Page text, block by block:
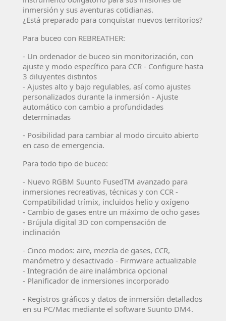
inmersión y sus aventuras cotidianas.
¿Está preparado para conquistar nuevos territorios?
Para buceo con REBREATHER:
- Un ordenador de buceo sin monitorización, con
ajuste y modo específico para CCR - Configure hasta
3 diluyentes distintos
- Ajustes alto y bajo regulables, así como ajustes
personalizados durante la inmersión - Ajuste
automático con cambio a profundidades
determinadas
- Posibilidad para cambiar al modo circuito abierto
en caso de emergencia.
Para todo tipo de buceo:
- Nuevo RGBM Suunto FusedTM avanzado para
inmersiones recreativas, técnicas y con CCR -
Compatibilidad trímix, incluidos helio y oxígeno
- Cambio de gases entre un máximo de ocho gases
- Brújula digital 3D con compensación de
inclinación
- Cinco modos: aire, mezcla de gases, CCR,
manómetro y desactivado - Firmware actualizable
- Integración de aire inalámbrica opcional
- Planificador de inmersiones incorporado
- Registros gráficos y datos de inmersión detallados
en su PC/Mac mediante el software Suunto DM4.